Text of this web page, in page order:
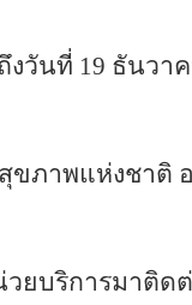
งวันที่ 19 ธันวาค
ภาพแห่งชาติ
บริการมาติด